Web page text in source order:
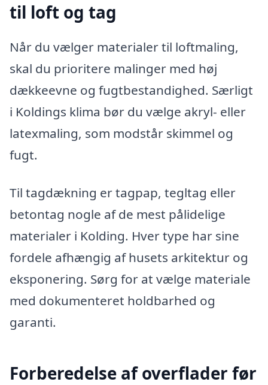
til loft og tag
Når du vælger materialer til loftmaling,
skal du prioritere malinger med høj
dækkeevne og fugtbestandighed. Særligt
i Koldings klima bør du vælge akryl- eller
latexmaling, som modstår skimmel og
fugt.
Til tagdækning er tagpap, tegltag eller
betontag nogle af de mest pålidelige
materialer i Kolding. Hver type har sine
fordele afhængig af husets arkitektur og
eksponering. Sørg for at vælge materiale
med dokumenteret holdbarhed og
garanti.
Forberedelse af overflader før